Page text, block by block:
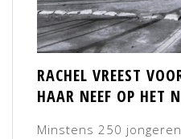
RACHEL VREEST
HAAR NEEF OP HET
Minstens 250